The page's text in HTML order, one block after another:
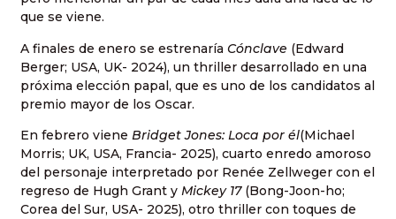
que se viene.
A finales de enero se estrenaría Cónclave (Edward
Berger; USA, UK- 2024), un thriller desarrollado en una
próxima elección papal, que es uno de los candidatos al
premio mayor de los Oscar.
En febrero viene Bridget Jones: Loca por él(Michael
Morris; UK, USA, Francia- 2025), cuarto enredo amoroso
del personaje interpretado por Renée Zellweger con el
regreso de Hugh Grant y Mickey 17(Bong-Joon-ho;
Corea del Sur, USA- 2025), otro thriller con toques de